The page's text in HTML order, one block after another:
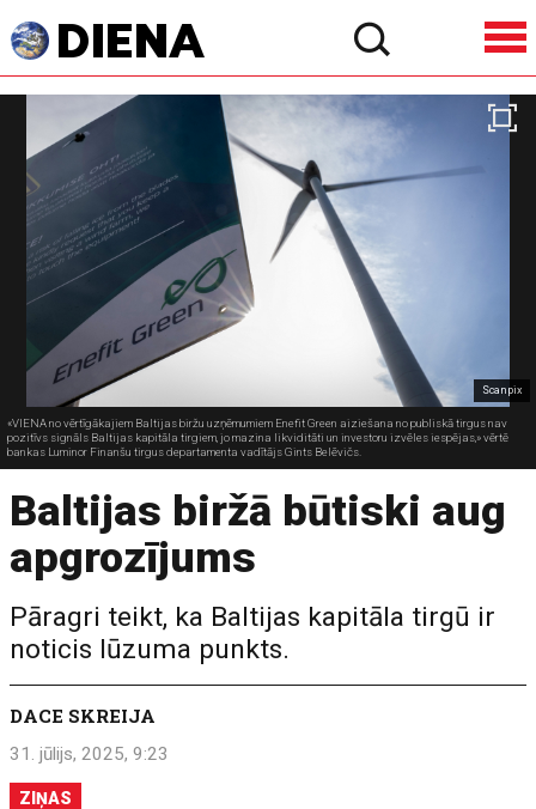
Scanpix
«VIENA no vērtīgākajiem Baltijas biržu uzņēmumiem Enefit Green aiziešana no publiskā tirgus nav
pozitīvs signāls Baltijas kapitāla tirgiem, jo mazina likviditāti un investoru izvēles iespējas,» vērtē
bankas Luminor Finanšu tirgus departamenta vadītājs Gints Belēvičs.
Baltijas biržā būtiski aug
apgrozījums
Pāragri teikt, ka Baltijas kapitāla tirgū ir
noticis lūzuma punkts.
DACE SKREIJA
31. jūlijs, 2025, 9:23
ZIŅAS